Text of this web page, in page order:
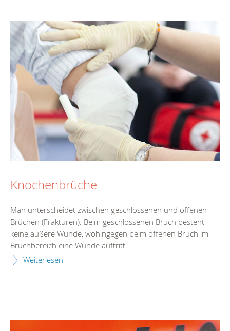
Knochenbrüche
Man unterscheidet zwischen geschlossenen und offenen
Brüchen (Frakturen): Beim geschlossenen Bruch besteht
keine äußere Wunde, wohingegen beim offenen Bruch im
Bruchbereich eine Wunde auftritt.…
Weiterlesen